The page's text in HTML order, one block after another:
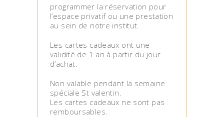
programmer la réservation pour
l’espace privatif ou une prestation
au sein de notre institut.
Les cartes cadeaux ont une
validité de 1 an à partir du jour
d’achat.
Non valable pendant la semaine
spéciale St valentin.
Les cartes cadeaux ne sont pas
remboursables.